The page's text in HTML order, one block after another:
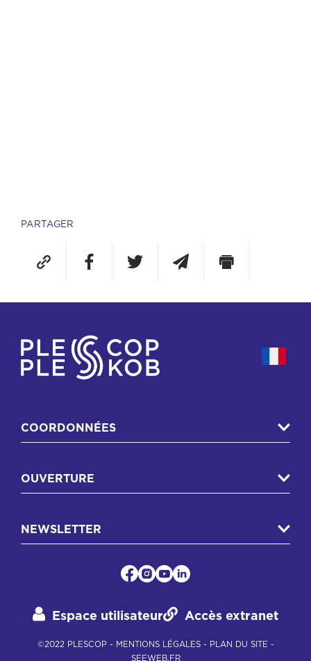
PARTAGER
COORDONNÉES
OUVERTURE
NEWSLETTER
Espace utilisateur Accès extranet
©2022 PLESCOP - MENTIONS LÉGALES- PLAN DU SITE -
SEEWEB.FR